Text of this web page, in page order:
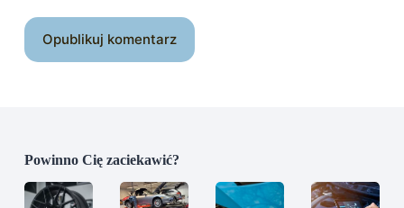
Opublikuj komentarz
Powinno Cię zaciekawić?